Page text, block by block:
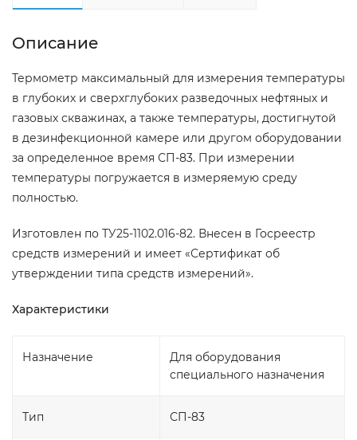
Описание
Термометр максимальный для измерения температуры
в глубоких и сверхглубоких разведочных нефтяных и
газовых скважинах, а также температуры, достигнутой
в дезинфекционной камере или другом оборудовании
за определенное время СП-83. При измерении
температуры погружается в измеряемую среду
полностью.
Изготовлен по ТУ25-1102.016-82. Внесен в Госреестр
средств измерений и имеет «Сертификат об
утверждении типа средств измерений».
Характеристики
Назначение
Для оборудования
специального назначения
Тип СП-83